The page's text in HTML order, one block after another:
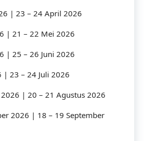
| 23 – 24 April 2026
| 21 – 22 Mei 2026
| 25 – 26 Juni 2026
| 23 – 24 Juli 2026
| 20 – 21 Agustus 2026
2026 | 18 – 19 September